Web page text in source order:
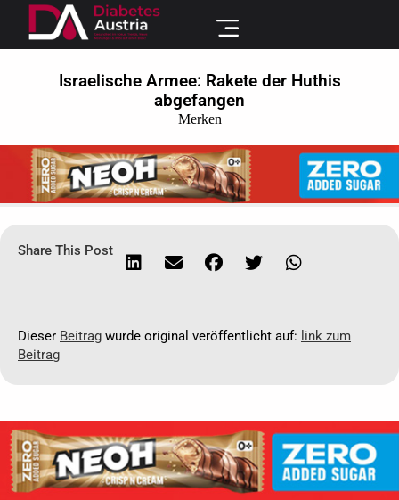
Israelische Armee: Rakete der Huthis
abgefangen
Merken
Share This Post
Dieser Beitrag wurde original veröffentlicht auf: link zum
Beitrag